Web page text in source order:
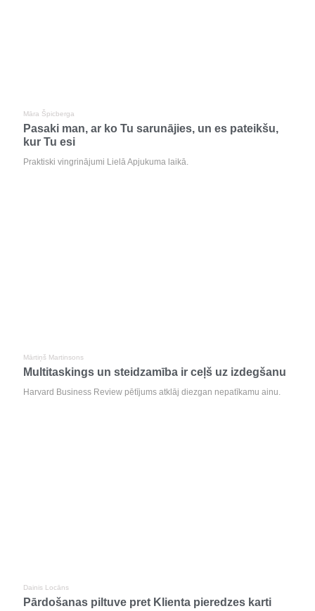
Māra Špicberga
Pasaki man, ar ko Tu sarunājies, un es pateikšu,
kur Tu esi
Praktiski vingrinājumi Lielā Apjukuma laikā.
Mārtiņš Martinsons
Multitaskings un steidzamība ir ceļš uz izdegšanu
Harvard Business Review pētījums atklāj diezgan nepatīkamu ainu.
Dainis Locāns
Pārdošanas piltuve pret Klienta pieredzes karti